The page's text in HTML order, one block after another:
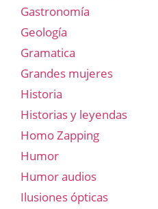
Gastronomía
Geología
Gramatica
Grandes mujeres
Historia
Historias y leyendas
Homo Zapping
Humor
Humor audios
Ilusiones ópticas